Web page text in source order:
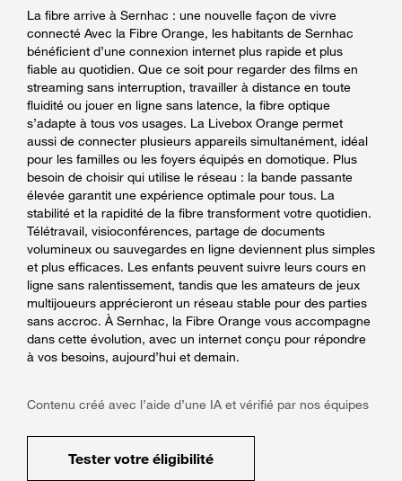
La fibre arrive à Sernhac : une nouvelle façon de vivre
connecté Avec la Fibre Orange, les habitants de Sernhac
bénéficient d’une connexion internet plus rapide et plus
fiable au quotidien. Que ce soit pour regarder des films en
streaming sans interruption, travailler à distance en toute
fluidité ou jouer en ligne sans latence, la fibre optique
s’adapte à tous vos usages. La Livebox Orange permet
aussi de connecter plusieurs appareils simultanément, idéal
pour les familles ou les foyers équipés en domotique. Plus
besoin de choisir qui utilise le réseau : la bande passante
élevée garantit une expérience optimale pour tous. La
stabilité et la rapidité de la fibre transforment votre quotidien.
Télétravail, visioconférences, partage de documents
volumineux ou sauvegardes en ligne deviennent plus simples
et plus efficaces. Les enfants peuvent suivre leurs cours en
ligne sans ralentissement, tandis que les amateurs de jeux
multijoueurs apprécieront un réseau stable pour des parties
sans accroc. À Sernhac, la Fibre Orange vous accompagne
dans cette évolution, avec un internet conçu pour répondre
à vos besoins, aujourd’hui et demain.
Contenu créé avec l’aide d’une IA et vérifié par nos équipes
Tester votre éligibilité